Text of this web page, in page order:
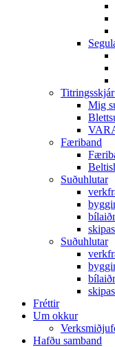
Mig
Færiband
Suðuhlutar
Suðuhlutar
Fréttir
Um okkur
Hafðu samband